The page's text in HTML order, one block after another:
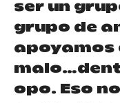
ser un
grupo de
apoyamos
opo. Eso